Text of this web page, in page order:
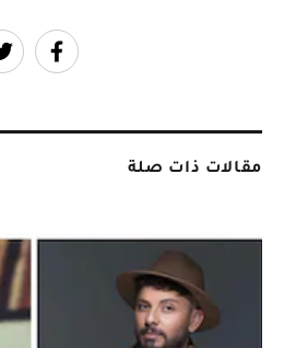
مقالات ذات صلة